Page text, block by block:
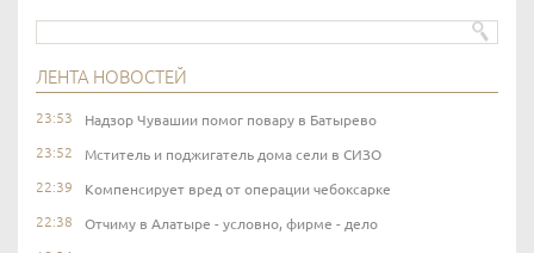
ЛЕНТА НОВОСТЕЙ
23:53 Надзор Чувашии помог повару в Батырево
23:52 Мститель и поджигатель дома сели в СИЗО
22:39 Компенсирует вред от операции чебоксарке
22:38 Отчиму в Алатыре - условно, фирме - дело